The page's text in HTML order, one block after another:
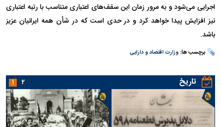
اجرایی می‌شود و به مرور زمان این سقف‌های اعتباری متناسب با رتبه اعتباری
نیز افزایش پیدا خواهد کرد و در حدی است که در شأن همه ایرانیان عزیز
باشد.
برچسب ها:وزارت اقتصاد و دارایی
تاریخ ۱ ۲